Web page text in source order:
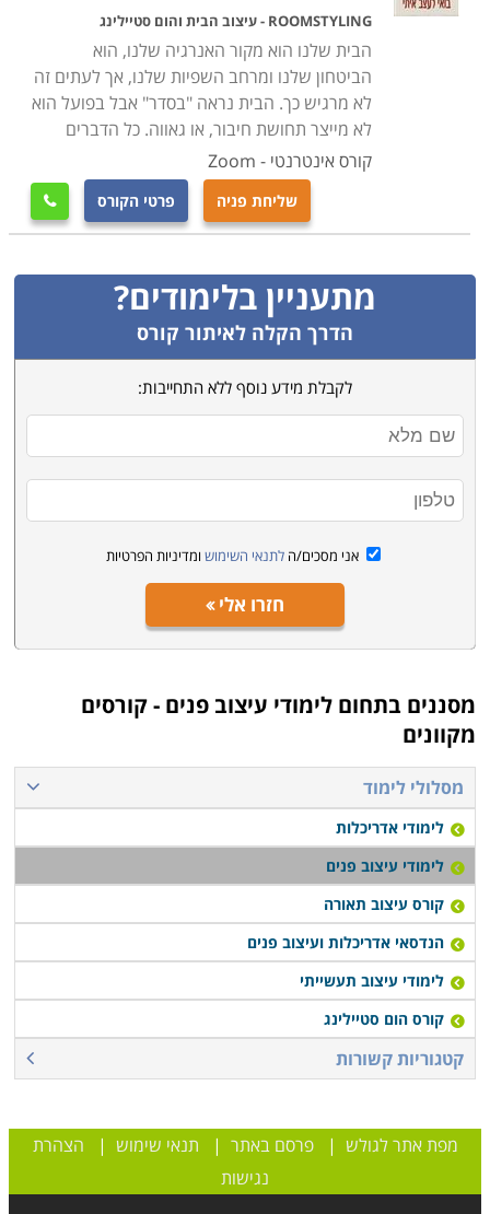
להתמקצע בקפדנות בכל תוכנה הנלמדת בקורס, שכן
מרבית המשרדים בתחום עושים שימוש נרחב וקבוע בהן,
וככל שתדעו היטב לתפעל כל תוכנה, סיכוייכם להתקבל
למשרד מוביל יעלו באופן משמעותי.
בחלק ממוסדות הלימודים עוזרים בסיום הקורס לבוגרים
המצטיינים למצוא מקום עבודה, כך שבמידה ותשקיעו את
מירב הכישרון והיצירתיות ותשאפו לתוצאות טובות, תהיו
הראשונים להופיע לראיונות במשרדים העובדים בשיתוף
פעולה עם מוסד הלימודים. לימודי עיצוב פנים נלמדים
באתרים שונים בארץ, בתל אביב, רמת גן, חיפה, הרצליה,
באר שבע ונקודות לימוד נוספות.
ROOMSTYLING - עיצוב הבית והום סטיילינג
הבית שלנו הוא מקור האנרגיה שלנו, הוא
הביטחון שלנו ומרחב השפיות שלנו, אך לעתים זה
לא מרגיש כך. הבית נראה "בסדר" אבל בפועל הוא
לא מייצר תחושת חיבור, או גאווה. כל הדברים
קורס אינטרנטי - Zoom
שליחת פניה פרטי הקורס 
מתעניין בלימודים?
הדרך הקלה לאיתור קורס
לקבלת מידע נוסף ללא התחייבות:
אני מסכים/ה לתנאי השימוש ומדיניות הפרטיות
חזרו אלי
מסננים בתחום לימודי עיצוב פנים - קורסים
מקוונים
מסלולי לימוד
לימודי אדריכלות
לימודי עיצוב פנים
קורס עיצוב תאורה
הנדסאי אדריכלות ועיצוב פנים
לימודי עיצוב תעשייתי
קורס הום סטיילינג
קטגוריות קשורות
מפת אתר לגולש |פרסם באתר | תנאי שימוש | הצהרת
נגישות